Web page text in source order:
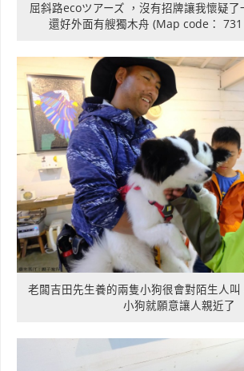
屈斜路ecoツアーズ ，沒有招牌讓我懷疑了
還好外面有艘獨木舟 (Map code：
老闆吉田先生養的兩隻小狗很會對陌生人
小狗就願意讓人親近了